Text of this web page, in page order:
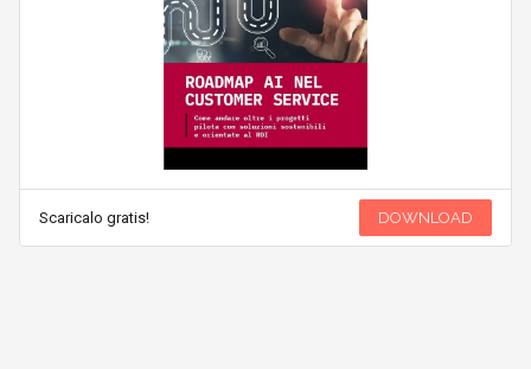
Scaricalo gratis! DOWNLOAD